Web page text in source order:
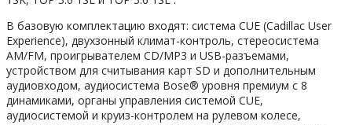
В базовую комплектацию входят: система CUE (Cadillac User
Experience), двухзонный климат-контроль, стереосистема
AM/FM, проигрывателем CD/MP3 и USB-разъемами,
устройством для считывания карт SD и дополнительным
аудиовходом, аудиосистема Bose® уровня премиум с 8
динамиками, органы управления системой CUE,
аудиосистемой и круиз-контролем на рулевом колесе,